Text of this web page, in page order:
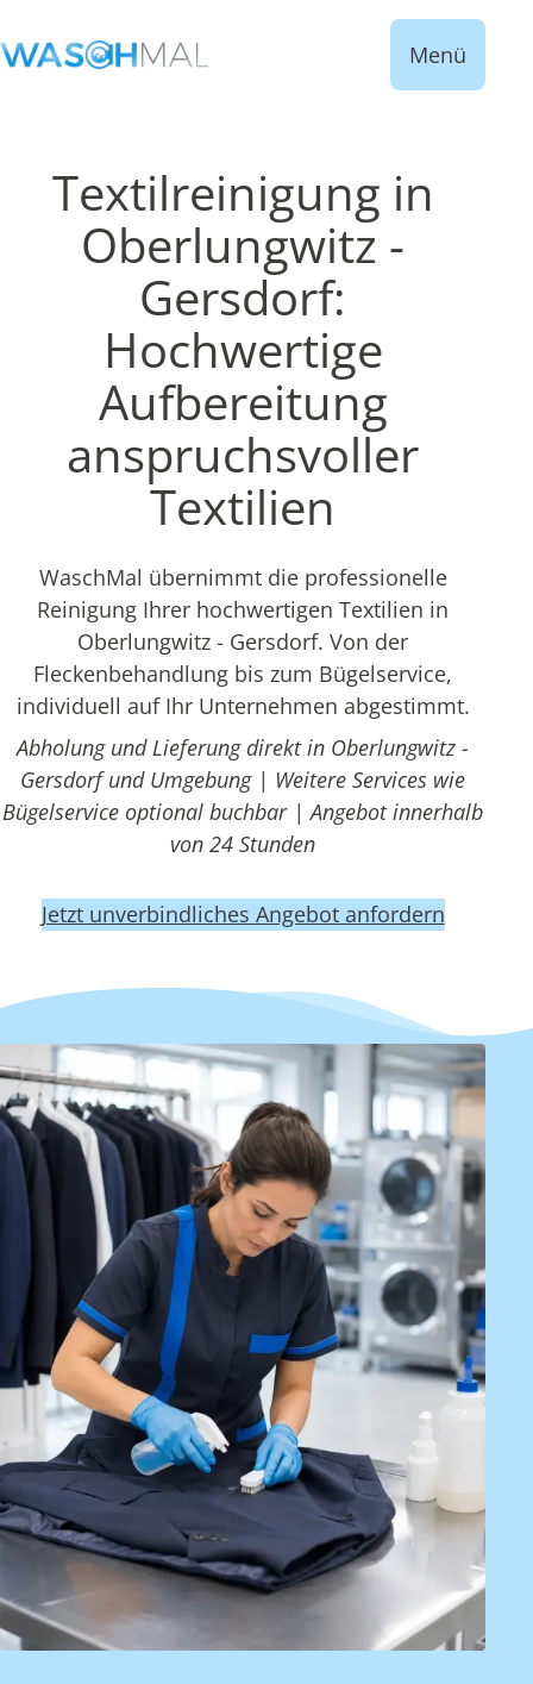
Menü
Textilreinigung in
Oberlungwitz -
Gersdorf:
Hochwertige
Aufbereitung
anspruchsvoller
Textilien
WaschMal übernimmt die professionelle
Reinigung Ihrer hochwertigen Textilien in
Oberlungwitz - Gersdorf. Von der
Fleckenbehandlung bis zum Bügelservice,
individuell auf Ihr Unternehmen abgestimmt.
Abholung und Lieferung direkt in Oberlungwitz -
Gersdorf und Umgebung | Weitere Services wie
Bügelservice optional buchbar | Angebot innerhalb
von 24 Stunden
Jetzt unverbindliches Angebot anfordern